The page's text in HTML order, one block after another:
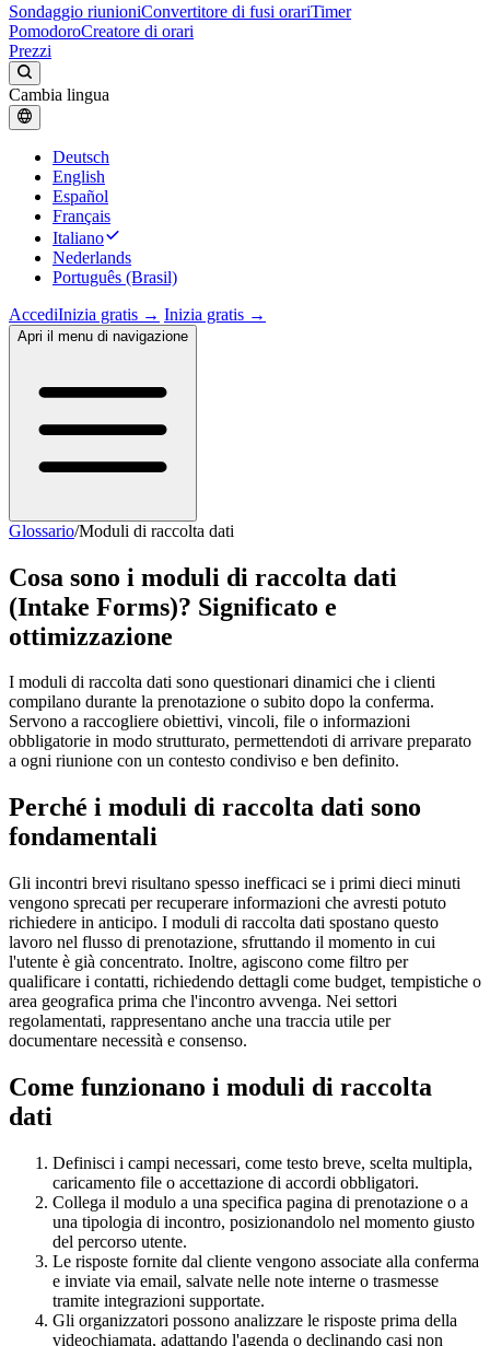
Sondaggio riunioniConvertitore di fusi orariTimer
PomodoroCreatore di orari
Prezzi
Cambia lingua
Deutsch
English
Español
Français
Italiano
Nederlands
Português (Brasil)
AccediInizia gratis → Inizia gratis →
Apri il menu di navigazione
Glossario/Moduli di raccolta dati
Cosa sono i moduli di raccolta dati
(Intake Forms)? Significato e
ottimizzazione
I moduli di raccolta dati sono questionari dinamici che i clienti
compilano durante la prenotazione o subito dopo la conferma.
Servono a raccogliere obiettivi, vincoli, file o informazioni
obbligatorie in modo strutturato, permettendoti di arrivare preparato
a ogni riunione con un contesto condiviso e ben definito.
Perché i moduli di raccolta dati sono
fondamentali
Gli incontri brevi risultano spesso inefficaci se i primi dieci minuti
vengono sprecati per recuperare informazioni che avresti potuto
richiedere in anticipo. I moduli di raccolta dati spostano questo
lavoro nel flusso di prenotazione, sfruttando il momento in cui
l'utente è già concentrato. Inoltre, agiscono come filtro per
qualificare i contatti, richiedendo dettagli come budget, tempistiche o
area geografica prima che l'incontro avvenga. Nei settori
regolamentati, rappresentano anche una traccia utile per
documentare necessità e consenso.
Come funzionano i moduli di raccolta
dati
Definisci i campi necessari, come testo breve, scelta multipla,
caricamento file o accettazione di accordi obbligatori.
Collega il modulo a una specifica pagina di prenotazione o a
una tipologia di incontro, posizionandolo nel momento giusto
del percorso utente.
Le risposte fornite dal cliente vengono associate alla conferma
e inviate via email, salvate nelle note interne o trasmesse
tramite integrazioni supportate.
Gli organizzatori possono analizzare le risposte prima della
videochiamata, adattando l'agenda o declinando casi non